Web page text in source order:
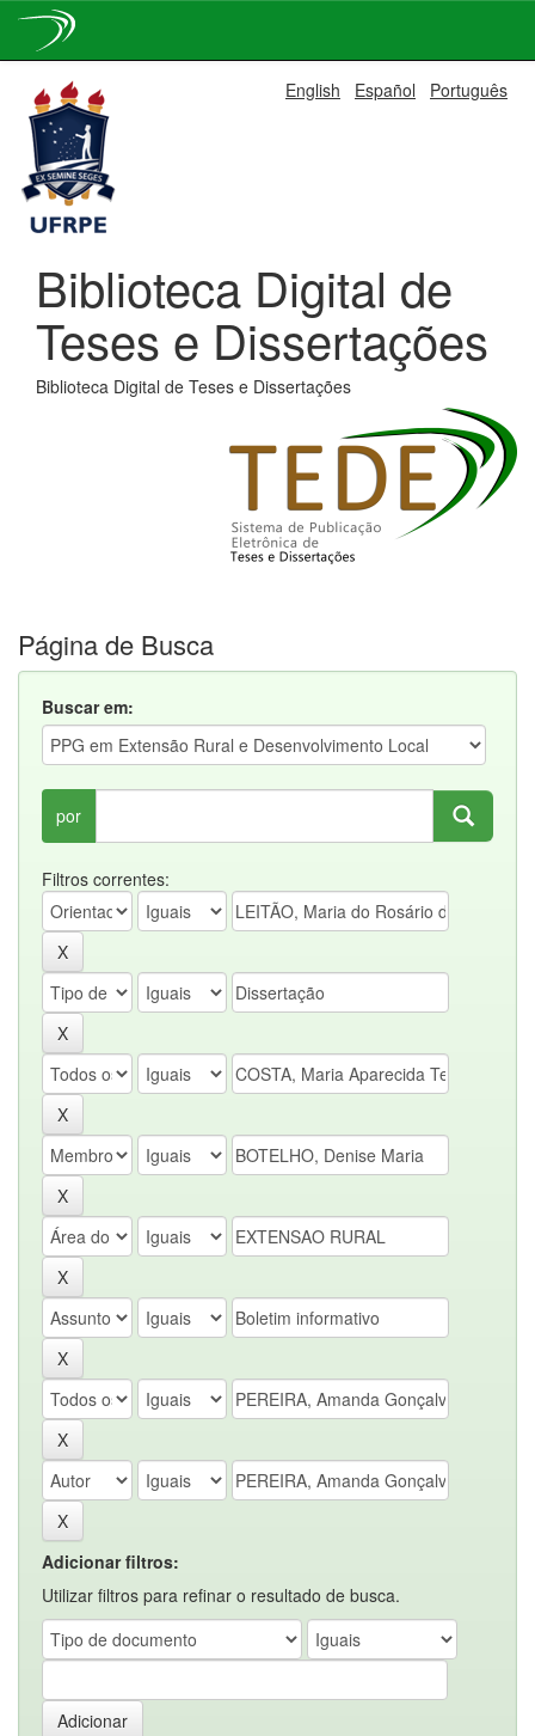
navigation
English Español Português
Biblioteca Digital de
Teses e Dissertações
Biblioteca Digital de Teses e Dissertações
Página de Busca
Buscar em:
por
Filtros correntes:
Adicionar filtros:
Utilizar filtros para refinar o resultado de busca.